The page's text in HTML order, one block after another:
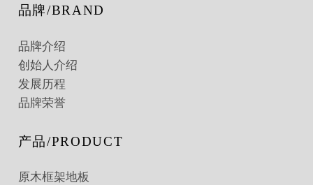
品牌/BRAND
品牌介绍
创始人介绍
发展历程
品牌荣誉
产品/PRODUCT
原木框架地板